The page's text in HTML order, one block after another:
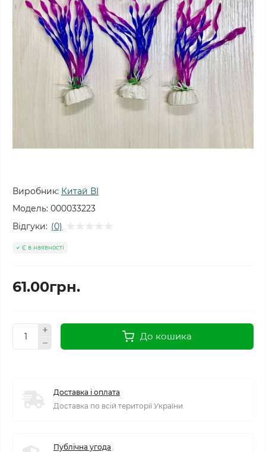
Виробник: Китай ВІ
Модель: 000033223
Відгуки: (0)
Є в наявності
61.00грн.
До кошика
Доставка і оплата
Доставка по всій території України
Публічна угода